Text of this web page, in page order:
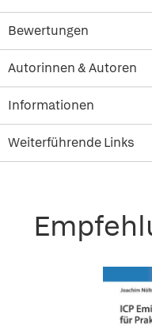
Bewertungen
Autorinnen & Autoren
Informationen
Weiterführende Links